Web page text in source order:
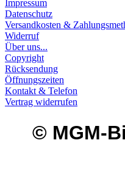
Impressum
Datenschutz
Versandkosten &
Widerruf
Über uns...
Copyright
Rücksendung
Öffnungszeiten
Kontakt & Telefon
Vertrag widerrufen
© MGM-